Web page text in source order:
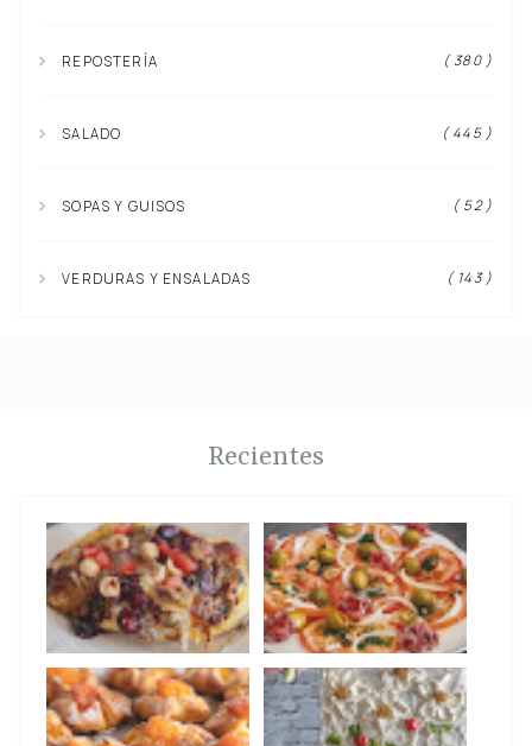
REPOSTERÍA ( 380 )
SALADO ( 445 )
SOPAS Y GUISOS ( 52 )
VERDURAS Y ENSALADAS ( 143 )
Recientes